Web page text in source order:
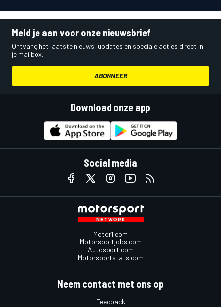
Meld je aan voor onze nieuwsbrief
Ontvang het laatste nieuws, updates en speciale acties direct in
je mailbox.
ABONNEER
Download onze app
Social media
Motor1.com
Motorsportjobs.com
Autosport.com
Motorsportstats.com
Neem contact met ons op
Feedback